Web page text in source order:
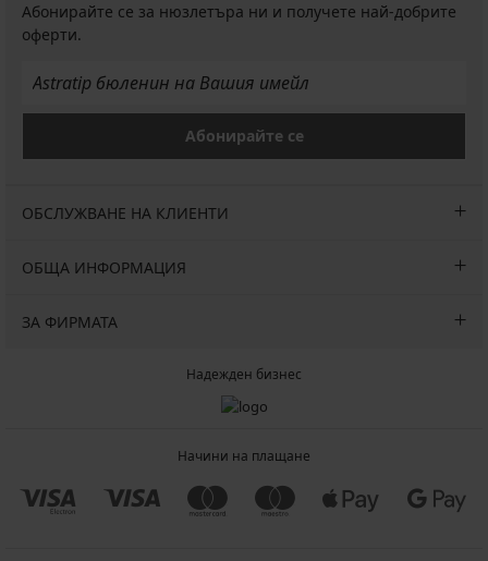
Абонирайте се за нюзлетъра ни и получете най-добрите
оферти.
Абонирайте се
ОБСЛУЖВАНЕ НА КЛИЕНТИ
ОБЩА ИНФОРМАЦИЯ
ЗА ФИРМАТА
Надежден бизнес
Начини на плащане